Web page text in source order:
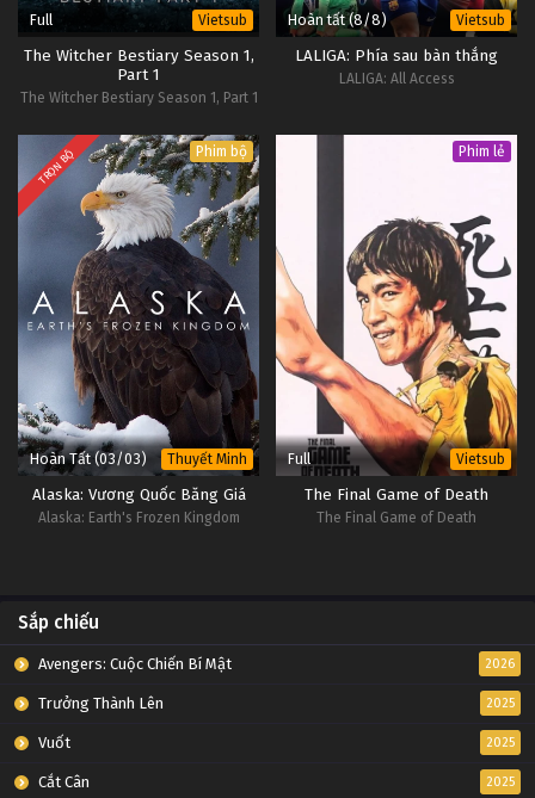
Full Vietsub
The Witcher Bestiary Season 1,
Part 1
The Witcher Bestiary Season 1, Part 1
Hoàn tất (8/8) Vietsub
LALIGA: Phía sau bàn thắng
LALIGA: All Access
TRỌN BỘ Phim bộ
Hoàn Tất (03/03) Thuyết Minh
Alaska: Vương Quốc Băng Giá
Alaska: Earth's Frozen Kingdom
Phim lẻ
Full Vietsub
The Final Game of Death
The Final Game of Death
Sắp chiếu
Avengers: Cuộc Chiến Bí Mật 2026
Trưởng Thành Lên 2025
Vuốt 2025
Cắt Cân 2025